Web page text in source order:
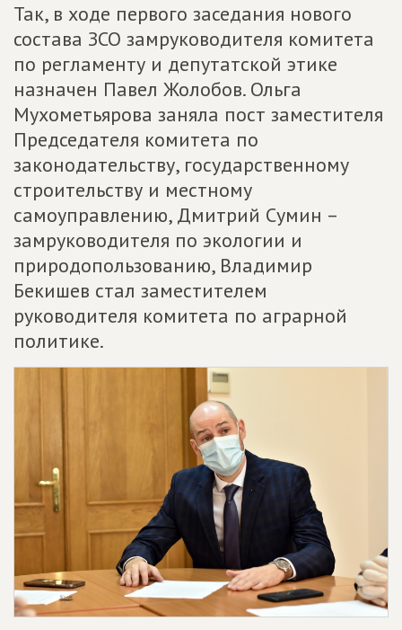
Так, в ходе первого заседания нового
состава ЗСО замруководителя комитета
по регламенту и депутатской этике
назначен Павел Жолобов. Ольга
Мухометьярова заняла пост заместителя
Председателя комитета по
законодательству, государственному
строительству и местному
самоуправлению, Дмитрий Сумин –
замруководителя по экологии и
природопользованию, Владимир
Бекишев стал заместителем
руководителя комитета по аграрной
политике.